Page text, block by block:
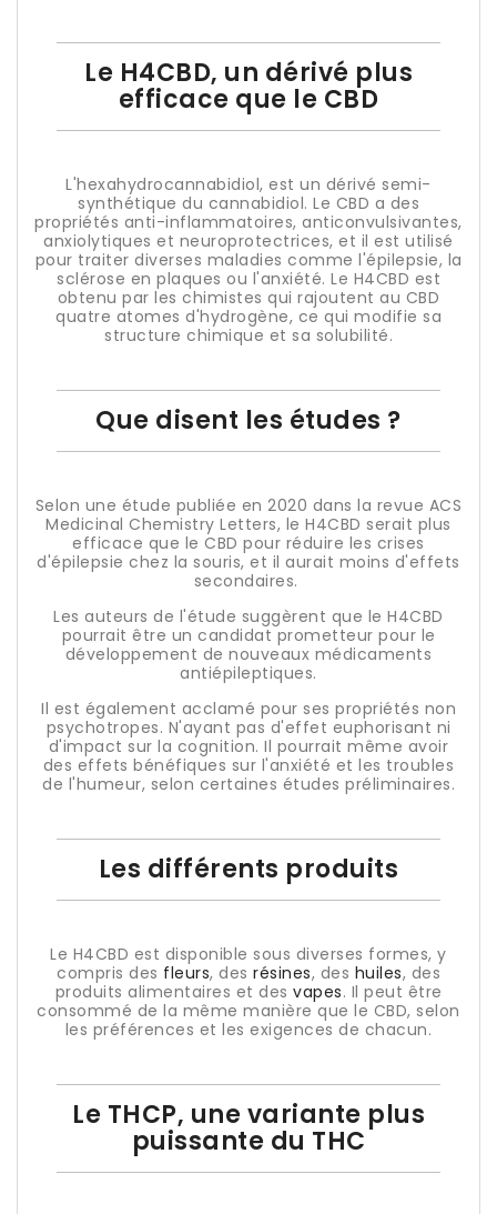
Le H4CBD, un dérivé plus
efficace que le CBD
L'hexahydrocannabidiol, est un dérivé semi-
synthétique du cannabidiol. Le CBD a des
propriétés anti-inflammatoires, anticonvulsivantes,
anxiolytiques et neuroprotectrices, et il est utilisé
pour traiter diverses maladies comme l'épilepsie, la
sclérose en plaques ou l'anxiété. Le H4CBD est
obtenu par les chimistes qui rajoutent au CBD
quatre atomes d'hydrogène, ce qui modifie sa
structure chimique et sa solubilité.
Que disent les études ?
Selon une étude publiée en 2020 dans la revue ACS
Medicinal Chemistry Letters, le H4CBD serait plus
efficace que le CBD pour réduire les crises
d'épilepsie chez la souris, et il aurait moins d'effets
secondaires.
Les auteurs de l'étude suggèrent que le H4CBD
pourrait être un candidat prometteur pour le
développement de nouveaux médicaments
antiépileptiques.
Il est également acclamé pour ses propriétés non
psychotropes. N'ayant pas d'effet euphorisant ni
d'impact sur la cognition. Il pourrait même avoir
des effets bénéfiques sur l'anxiété et les troubles
de l'humeur, selon certaines études préliminaires.
Les différents produits
Le H4CBD est disponible sous diverses formes, y
compris des fleurs, des résines, des huiles, des
produits alimentaires et des vapes. Il peut être
consommé de la même manière que le CBD, selon
les préférences et les exigences de chacun.
Le THCP, une variante plus
puissante du THC